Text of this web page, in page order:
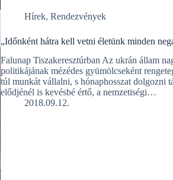
Hírek, Rendezvények
„Időnként hátra kell vetni életünk minden
Falunap Tiszakeresztúrban Az ukrán állam
politikájának mézédes gyümölcseként
túl munkát vállalni, s hónaphosszat dolgozni
elődjénél is kevésbé értő, a nemzetiségi…
2018.09.12.